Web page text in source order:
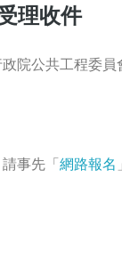
理收件
院公共工程委
事先「網路報名